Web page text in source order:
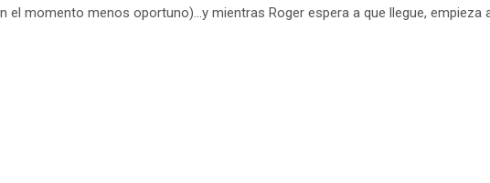
el momento menos oportuno)…y mientras Roger espera a que llegue, empieza